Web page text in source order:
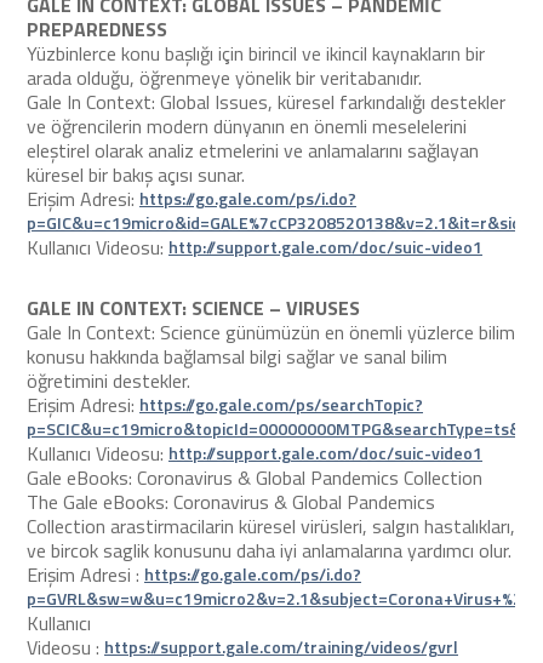
PREPAREDNESS
Yüzbinlerce konu başlığı için birincil ve ikincil kaynakların bir
arada olduğu, öğrenmeye yönelik bir veritabanıdır.
Gale In Context: Global Issues, küresel farkındalığı destekler
ve öğrencilerin modern dünyanın en önemli meselelerini
eleştirel olarak analiz etmelerini ve anlamalarını sağlayan
küresel bir bakış açısı sunar.
Erişim Adresi: https://go.gale.com/ps/i.do?
Kullanıcı Videosu: http://support.gale.com/doc/suic-video1
GALE IN CONTEXT: SCIENCE – VIRUSES
Gale In Context: Science günümüzün en önemli yüzlerce bilim
konusu hakkında bağlamsal bilgi sağlar ve sanal bilim
öğretimini destekler.
Erişim Adresi: https://go.gale.com/ps/searchTopic?
Kullanıcı Videosu: http://support.gale.com/doc/suic-video1
Gale eBooks: Coronavirus & Global Pandemics Collection
The Gale eBooks: Coronavirus & Global Pandemics
Collection arastirmacilarin küresel virüsleri, salgın hastalıkları,
ve bircok saglik konusunu daha iyi anlamalarına yardımcı olur.
Erişim Adresi : https://go.gale.com/ps/i.do?
Kullanıcı
Videosu : https://support.gale.com/training/videos/gvrl